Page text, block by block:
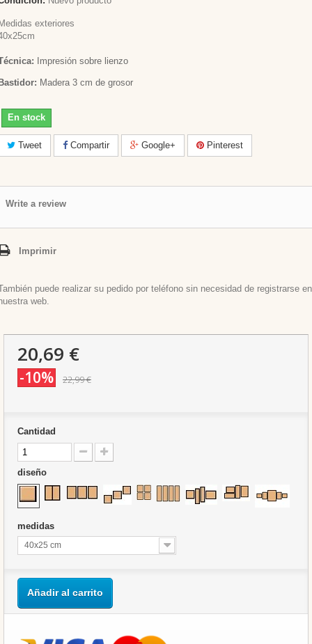
exteriores
Impresión sobre lienzo
Madera 3 cm de grosor
En stock
Tweet Compartir Google+ Pinterest
Write a review
Imprimir
puede realizar su pedido por teléfono sin necesidad de registrarse en
web.
20,69 €
-10% 22,99 €
Cantidad
diseño
medidas
40x25 cm
Añadir al carrito